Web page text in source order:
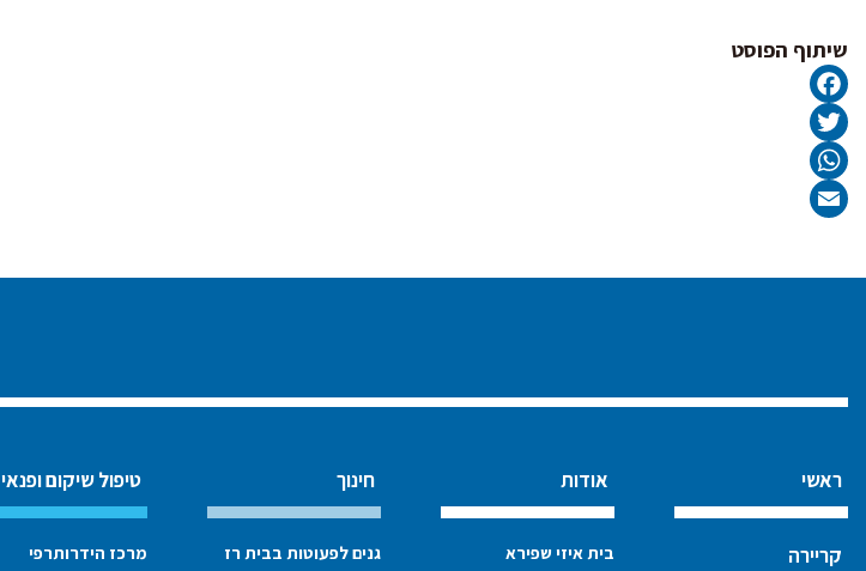
שיתוף הפוסט
Facebook
Twitter
WhatsApp
ראשי
קריירה
אודות
בית איזי שפירא
חינוך
גנים לפעוטות בבית רז
טיפול שיקום ופנאי
מרכז הידרותרפי